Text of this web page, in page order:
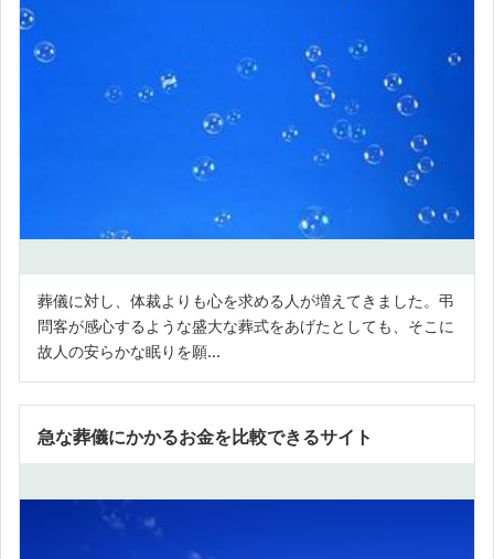
葬儀に対し、体裁よりも心を求める人が増えてきました。弔
問客が感心するような盛大な葬式をあげたとしても、そこに
故人の安らかな眠りを願...
急な葬儀にかかるお金を比較できるサイト